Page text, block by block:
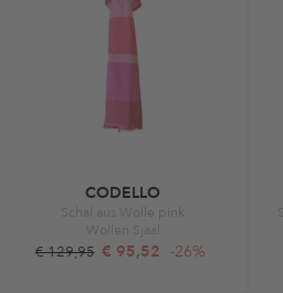
CODELLO
Schal aus Wolle pink
Wollen Sjaal
€ 129,95 € 95,52 -26%